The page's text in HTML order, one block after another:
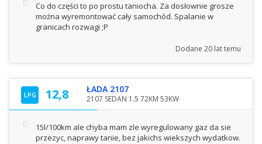
Co do części to po prostu taniocha. Za dosłownie grosze
można wyremontować cały samochód. Spalanie w
granicach rozwagi ;P
Dodane 20 lat temu
LPG 12,8 ŁADA 2107
2107 SEDAN 1.5 72KM 53KW
15l/100km ale chyba mam zle wyregulowany gaz da sie
przezyc, naprawy tanie, bez jakichs wiekszych wydatkow.